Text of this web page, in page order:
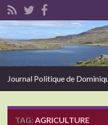
Search for:
Journal Politique de
TAG: AGRICULTURE